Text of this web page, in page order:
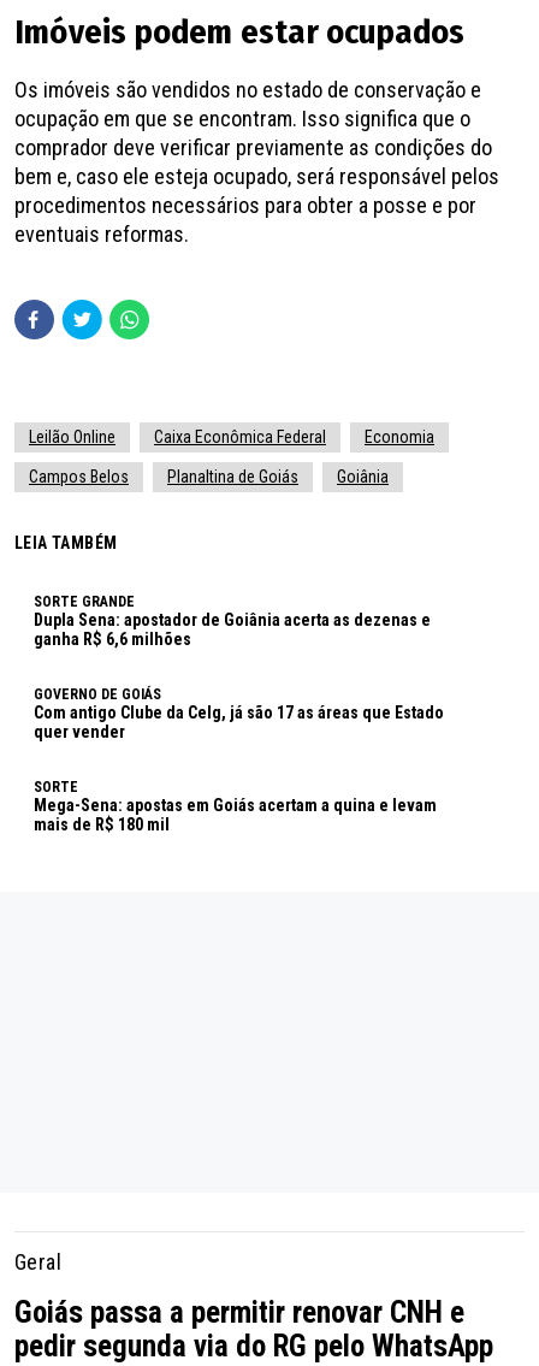
Imóveis podem estar ocupados
Os imóveis são vendidos no estado de conservação e
ocupação em que se encontram. Isso significa que o
comprador deve verificar previamente as condições do
bem e, caso ele esteja ocupado, será responsável pelos
procedimentos necessários para obter a posse e por
eventuais reformas.
Leilão Online Caixa Econômica Federal Economia
Campos Belos Planaltina de Goiás Goiânia
LEIA TAMBÉM
SORTE GRANDE
Dupla Sena: apostador de Goiânia acerta as dezenas e
ganha R$ 6,6 milhões
GOVERNO DE GOIÁS
Com antigo Clube da Celg, já são 17 as áreas que Estado
quer vender
SORTE
Mega-Sena: apostas em Goiás acertam a quina e levam
mais de R$ 180 mil
Geral
Goiás passa a permitir renovar CNH e
pedir segunda via do RG pelo WhatsApp